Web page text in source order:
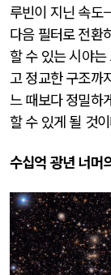
루빈이 지닌 속도
다음 필터로 전환
할 수 있는 시야
고 정교한 구조까
느 때보다 정밀하
할 수 있게 될 것
수십억 광년 너머